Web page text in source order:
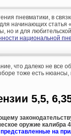
пневматики, в
начинающих статья «
но и для
национальной
что далеко не все
тоже есть нюансы,
5,5,
оружие
на